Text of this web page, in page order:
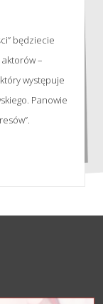
będziecie
–
występuje
Panowie